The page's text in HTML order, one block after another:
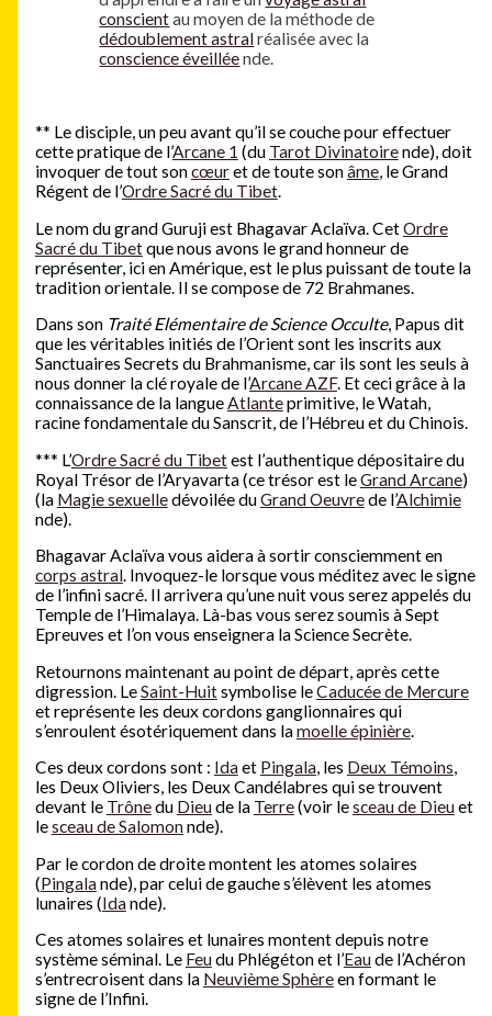
conscientau moyen de la méthode de
dédoublement astralréalisée avec la
conscience éveilléende.
** Le disciple, un peu avant qu’il se couche pour effectuer
cette pratique de l’Arcane 1 (du Tarot Divinatoirende), doit
invoquer de tout soncœuret de toute sonâme, le Grand
Régent de l’Ordre Sacré du Tibet.
Le nom du grand Guruji est Bhagavar Aclaïva. CetOrdre
Sacré du Tibetque nous avons le grand honneur de
représenter, ici en Amérique, est le plus puissant de toute la
tradition orientale. Il se compose de 72 Brahmanes.
Dans son Traité Elémentaire de Science Occulte, Papus dit
que les véritables initiés de l’Orient sont les inscrits aux
Sanctuaires Secrets du Brahmanisme, car ils sont les seuls à
nous donner la clé royale de l’Arcane AZF. Et ceci grâce à la
connaissance de la langueAtlanteprimitive, le Watah,
racine fondamentale du Sanscrit, de l’Hébreu et du Chinois.
*** L’Ordre Sacré du Tibetest l’authentique dépositaire du
Royal Trésor de l’Aryavarta (ce trésor est leGrand Arcane)
(la Magie sexuelledévoilée duGrand Oeuvrede l’Alchimie
nde).
Bhagavar Aclaïva vous aidera à sortir consciemment en
corps astral. Invoquez-le lorsque vous méditez avec le signe
de l’infini sacré. Il arrivera qu’une nuit vous serez appelés du
Temple de l’Himalaya. Là-bas vous serez soumis à Sept
Epreuves et l’on vous enseignera la Science Secrète.
Retournons maintenant au point de départ, après cette
digression. LeSaint-Huitsymbolise leCaducée de Mercure
et représente les deux cordons ganglionnaires qui
s’enroulent ésotériquement dans lamoelle épinière.
Ces deux cordons sont : Idaet Pingala, les Deux Témoins,
les Deux Oliviers, les Deux Candélabres qui se trouvent
devant le Trônedu Dieude la Terre(voir lesceau de Dieuet
lesceau de Salomonnde).
Par le cordon de droite montent les atomes solaires
(Pingalande), par celui de gauche s’élèvent les atomes
lunaires (Idande).
Ces atomes solaires et lunaires montent depuis notre
système séminal. Le Feudu Phlégéton et l’Eaude l’Achéron
s’entrecroisent dans la Neuvième Sphèreen formant le
signe de l’Infini.